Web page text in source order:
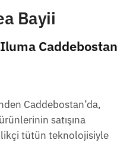
Bayii
Caddebostan
Caddebostan’da,
satışına
tütün teknolojisiyle